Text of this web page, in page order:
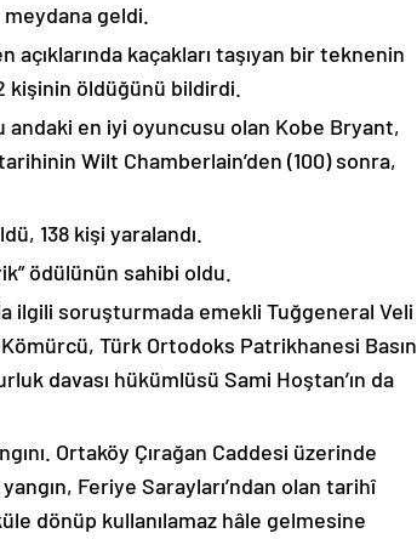
geldi.
kaçakları taşıyan bir teknenin
kişinin öldüğünü bildirdi.
andaki en iyi oyuncusu olan Kobe Bryant,
Wilt Chamberlain’den (100) sonra,
138 kişi yaralandı.
ödülünün sahibi oldu.
ilgili soruşturmada emekli Tuğgeneral Veli
Türk Ortodoks Patrikhanesi Basın
davası hükümlüsü Sami Hoştan’ın da
Ortaköy Çırağan Caddesi üzerinde
Feriye Sarayları’ndan olan tarihî
dönüp kullanılamaz hâle gelmesine